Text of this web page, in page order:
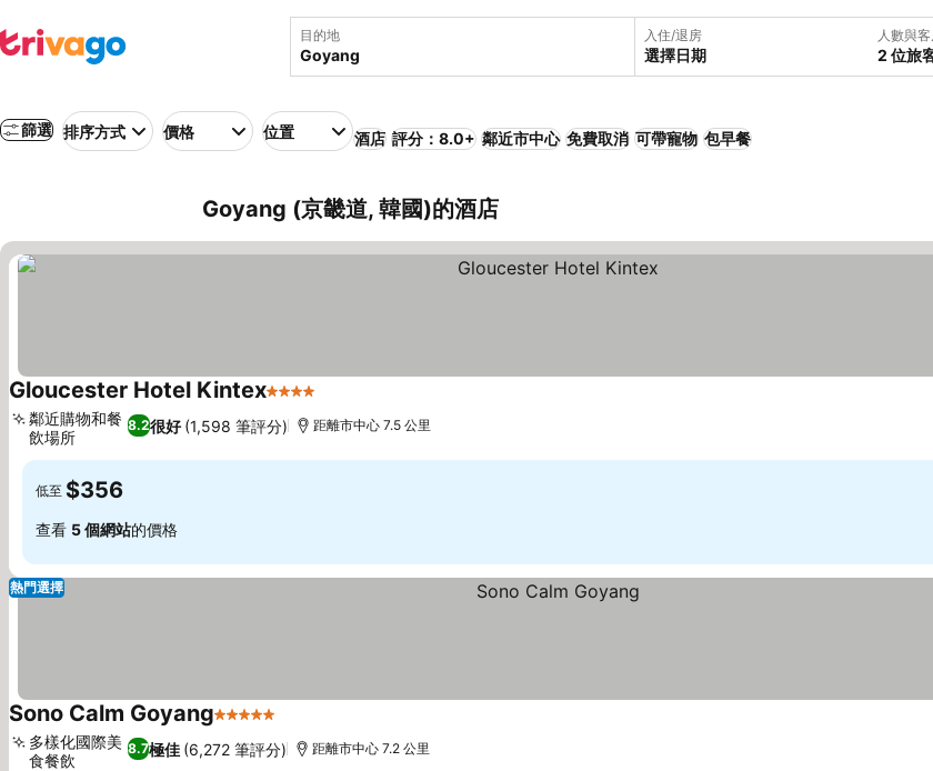
目的地 入住/退房
選擇日期
人數與
2 位旅
篩選 排序方式 價格 位置 酒店 評分：8.0+ 鄰近市中心 免費取消 可帶寵物 包早餐
Goyang (京畿道, 韓國)的酒店
Gloucester Hotel Kintex4 星級
8.2很好 (1,598 筆評分)
鄰近購物和餐
飲場所
距離市中心 7.5 公里
低至 $356
查看 5 個網站的價格
熱門選擇
Sono Calm Goyang5 星級
8.7極佳 (6,272 筆評分)
多樣化國際美
食餐飲
距離市中心 7.2 公里